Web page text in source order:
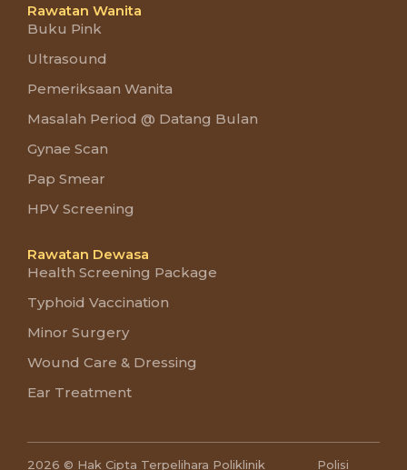
Rawatan Wanita
Buku Pink
Ultrasound
Pemeriksaan Wanita
Masalah Period @ Datang Bulan
Gynae Scan
Pap Smear
HPV Screening
Rawatan Dewasa
Health Screening Package
Typhoid Vaccination
Minor Surgery
Wound Care & Dressing
Ear Treatment
2026 © Hak Cipta Terpelihara Poliklinik Polisi